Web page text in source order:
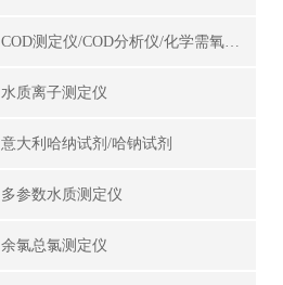
COD测定仪/COD分析仪/化学需氧量测定仪
水质离子测定仪
意大利哈纳试剂/哈钠试剂
多参数水质测定仪
余氯总氯测定仪